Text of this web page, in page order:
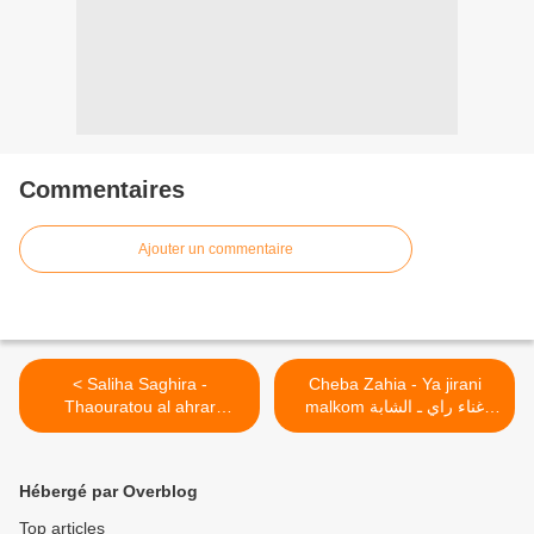
Commentaires
Ajouter un commentaire
< Saliha Saghira -
Thaouratou al ahrar
(&Paroles) ثورة الأحرار من
Cheba Zahia - Ya jirani
malkom غناء راي ـ الشابة
زهية >
Hébergé par Overblog
Top articles